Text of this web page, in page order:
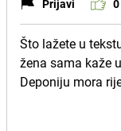
Prijavi 0
Što lažete u
žena sama kaže
Deponiju mora